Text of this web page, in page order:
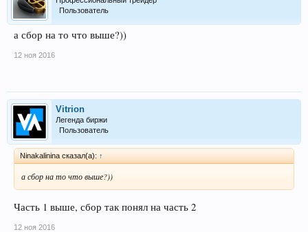
Пользователь
а сбор на то что выше?))
12 ноя 2016
Vitrion
Легенда биржи
Пользователь
Ninakalinina сказал(а): ↑
а сбор на то что выше?))
Часть 1 выше, сбор так понял на часть 2
12 ноя 2016